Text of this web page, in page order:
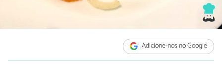
Adicione-nos no Google